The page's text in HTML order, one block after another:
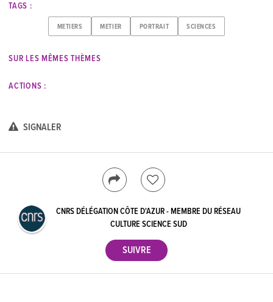
TAGS :
METIERS METIER PORTRAIT SCIENCES
SUR LES MÊMES THÈMES
ACTIONS :
SIGNALER
CNRS DÉLÉGATION CÔTE D'AZUR - MEMBRE DU RÉSEAU
CULTURE SCIENCE SUD